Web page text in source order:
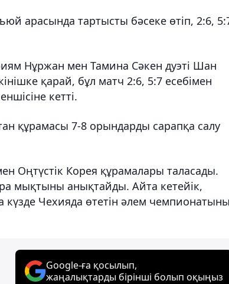
арасында тартысты бәсеке өтіп, 2:6,
Нұржан мен Тамина Сәкен дуэті Шан
қарай, бұл матч 2:6, 5:7 есебімен
кетті.
құрамасы 7-8 орындарды сарапқа салу
Оңтүстік Корея құрамалары таласады.
мықтыны анықтайды. Айта кетейік,
Чехияда өтетін әлем
Google-ға қосылып,
жаңалықтарды бірінші болып оқыңыз